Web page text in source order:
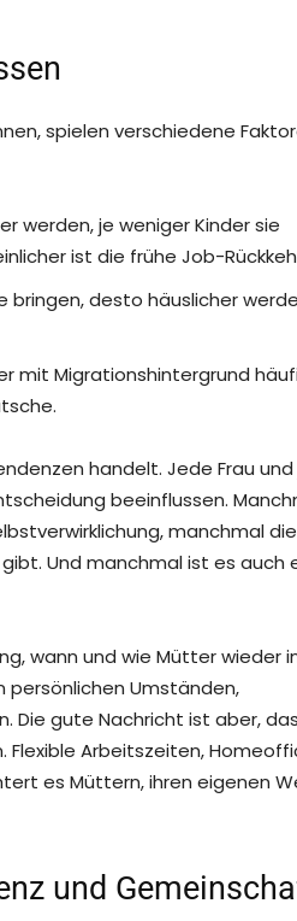
spielen verschiedene
werden, je weniger Kinder sie
ist die frühe Job-
bringen, desto häuslicher
mit Migrationshintergrund
handelt. Jede Frau
beeinflussen.
manchmal die
Und manchmal ist es auch
wann und wie Mütter wieder
persönlichen Umständen,
Die gute Nachricht ist aber,
Flexible Arbeitszeiten,
es Müttern, ihren eigenen
und